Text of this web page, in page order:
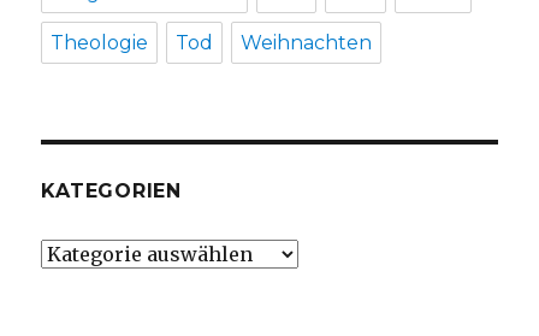
Theologie Tod Weihnachten
KATEGORIEN
Kategorien